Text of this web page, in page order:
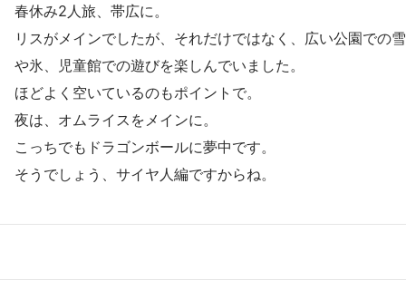
春休み2人旅、帯広に。
リスがメインでしたが、それだけではなく、広い公園での雪
や氷、児童館での遊びを楽しんでいました。
ほどよく空いているのもポイントで。
夜は、オムライスをメインに。
こっちでもドラゴンボールに夢中です。
そうでしょう、サイヤ人編ですからね。